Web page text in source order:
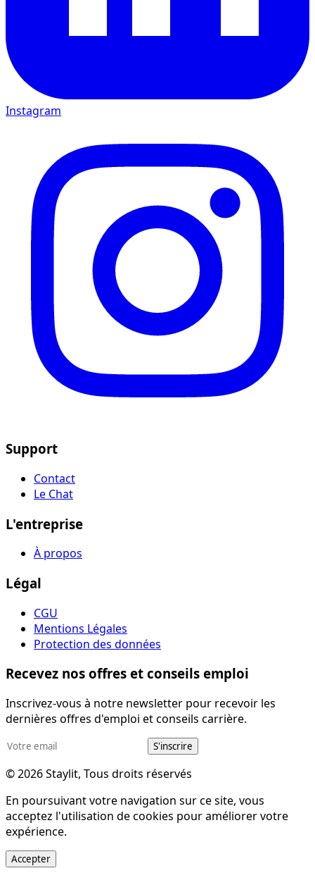
Instagram
Support
Contact
Le Chat
L'entreprise
À propos
Légal
CGU
Mentions Légales
Protection des données
Recevez nos offres et conseils emploi
Inscrivez-vous à notre newsletter pour recevoir les
dernières offres d'emploi et conseils carrière.
S'inscrire
© 2026 Staylit, Tous droits réservés
En poursuivant votre navigation sur ce site, vous
acceptez l'utilisation de cookies pour améliorer votre
expérience.
Accepter